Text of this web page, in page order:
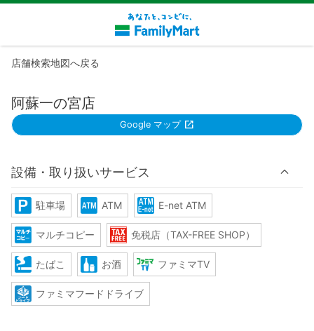
店舗検索地図へ戻る
阿蘇一の宮店
Google マップ
設備・取り扱いサービス
駐車場 ATM E-net ATM
マルチコピー 免税店（TAX-FREE SHOP）
たばこ お酒 ファミマTV
ファミマフードドライブ